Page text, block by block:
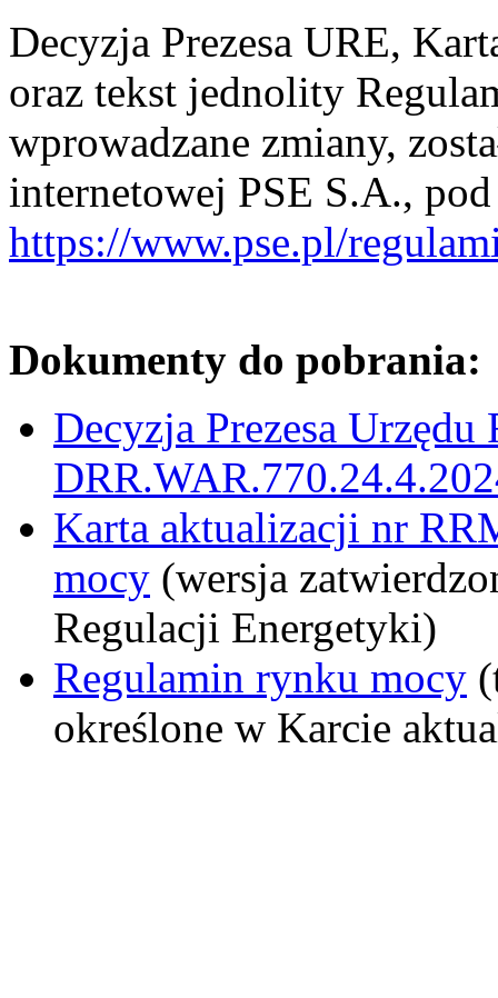
Decyzja Prezesa URE,
oraz tekst jednolity
wprowadzane zmiany,
internetowej PSE S.A., pod
https://www.pse.pl/
Dokumenty do pobrania:
Decyzja Prezesa
Karta aktualizacji nr
mocy (wersja
Regulacji Energetyki)
Regulamin rynku mocy
określone w Karcie